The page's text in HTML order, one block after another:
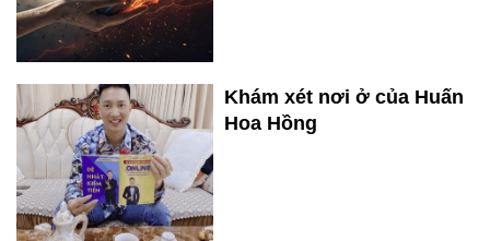
Khám xét nơi ở của Huấn
Hoa Hồng